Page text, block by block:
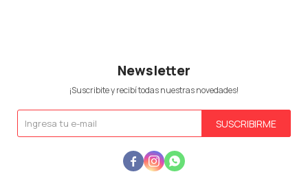
Newsletter
¡Suscribite y recibí todas nuestras novedades!
SUSCRIBIRME
  